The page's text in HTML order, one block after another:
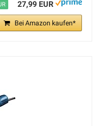
27,99 EUR
Bei Amazon kaufen*